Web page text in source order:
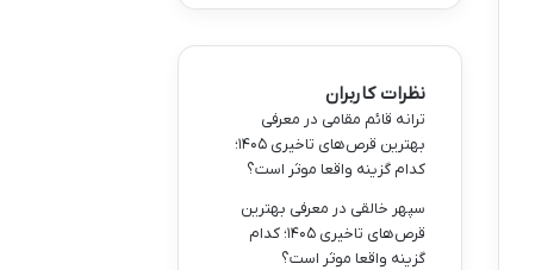
نظرات کاربران
ترانه قائم مقامی در معرفی
بهترین قرص‌های تاخیری ۱۴۰۵؛
کدام گزینه واقعا موثر است؟
سپهر خالقی در معرفی بهترین
قرص‌های تاخیری ۱۴۰۵؛ کدام
گزینه واقعا موثر است؟